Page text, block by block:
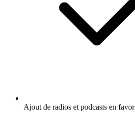
Ajout de radios et podcasts en